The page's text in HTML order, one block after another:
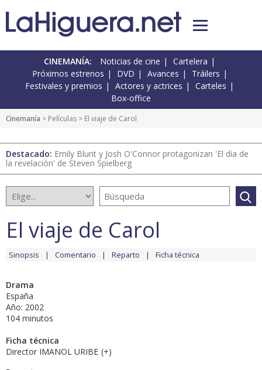
CINEMANÍA: Noticias de cine
Cartelera
Próximos estrenos
DVD Avances
Tráilers
Festivales y premios
Actores y actrices
Carteles
Box-office
Cinemanía > Películas > El viaje de Carol
Destacado: Emily Blunt y Josh O'Connor protagonizan 'El día de
la revelación' de Steven Spielberg
El viaje de Carol
Sinopsis Comentario Reparto Ficha técnica
Drama
España
Año: 2002
104 minutos
Ficha técnica
Director IMANOL URIBE (+)